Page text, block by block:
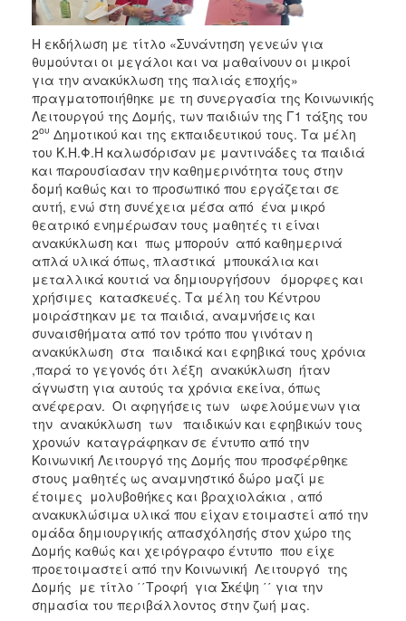
Η εκδήλωση με τίτλο «Συνάντηση γενεών για
θυμούνται οι μεγάλοι και να μαθαίνουν οι μικροί
για την ανακύκλωση της παλιάς εποχής»
πραγματοποιήθηκε με τη συνεργασία της Κοινωνικής
Λειτουργού της Δομής, των παιδιών της Γ1 τάξης του
2ου Δημοτικού και της εκπαιδευτικού τους. Τα μέλη
του Κ.Η.Φ.Η καλωσόρισαν με μαντινάδες τα παιδιά
και παρουσίασαν την καθημερινότητα τους στην
δομή καθώς και το προσωπικό που εργάζεται σε
αυτή, ενώ στη συνέχεια μέσα από ένα μικρό
θεατρικό ενημέρωσαν τους μαθητές τι είναι
ανακύκλωση και πως μπορούν από καθημερινά
απλά υλικά όπως, πλαστικά μπουκάλια και
μεταλλικά κουτιά να δημιουργήσουν όμορφες και
χρήσιμες κατασκευές. Τα μέλη του Κέντρου
μοιράστηκαν με τα παιδιά, αναμνήσεις και
συναισθήματα από τον τρόπο που γινόταν η
ανακύκλωση στα παιδικά και εφηβικά τους χρόνια
,παρά το γεγονός ότι λέξη ανακύκλωση ήταν
άγνωστη για αυτούς τα χρόνια εκείνα, όπως
ανέφεραν. Οι αφηγήσεις των ωφελούμενων για
την ανακύκλωση των παιδικών και εφηβικών τους
χρονών καταγράφηκαν σε έντυπο από την
Κοινωνική Λειτουργό της Δομής που προσφέρθηκε
στους μαθητές ως αναμνηστικό δώρο μαζί με
έτοιμες μολυβοθήκες και βραχιολάκια , από
ανακυκλώσιμα υλικά που είχαν ετοιμαστεί από την
ομάδα δημιουργικής απασχόλησής στον χώρο της
Δομής καθώς και χειρόγραφο έντυπο που είχε
προετοιμαστεί από την Κοινωνική Λειτουργό της
Δομής με τίτλο ΄΄Τροφή για Σκέψη ΄΄ για την
σημασία του περιβάλλοντος στην ζωή μας.